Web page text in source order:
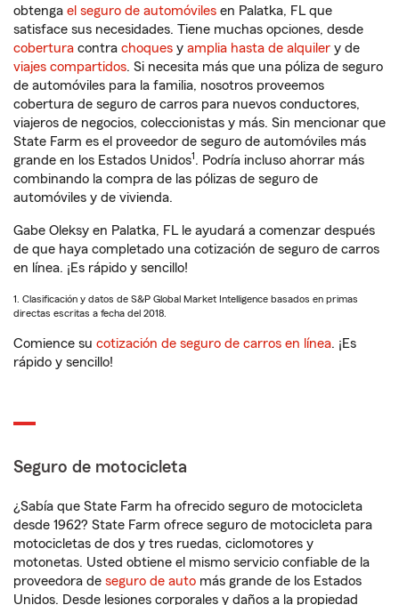
obtenga el seguro de automóviles en Palatka, FL que
satisface sus necesidades. Tiene muchas opciones, desde
cobertura contra choques y amplia hasta de alquiler y de
viajes compartidos. Si necesita más que una póliza de seguro
de automóviles para la familia, nosotros proveemos
cobertura de seguro de carros para nuevos conductores,
viajeros de negocios, coleccionistas y más. Sin mencionar que
State Farm es el proveedor de seguro de automóviles más
grande en los Estados Unidos1. Podría incluso ahorrar más
combinando la compra de las pólizas de seguro de
automóviles y de vivienda.
Gabe Oleksy en Palatka, FL le ayudará a comenzar después
de que haya completado una cotización de seguro de carros
en línea. ¡Es rápido y sencillo!
1. Clasificación y datos de S&P Global Market Intelligence basados en primas
directas escritas a fecha del 2018.
Comience su cotización de seguro de carros en línea. ¡Es
rápido y sencillo!
Seguro de motocicleta
¿Sabía que State Farm ha ofrecido seguro de motocicleta
desde 1962? State Farm ofrece seguro de motocicleta para
motocicletas de dos y tres ruedas, ciclomotores y
motonetas. Usted obtiene el mismo servicio confiable de la
proveedora de seguro de auto más grande de los Estados
Unidos. Desde lesiones corporales y daños a la propiedad